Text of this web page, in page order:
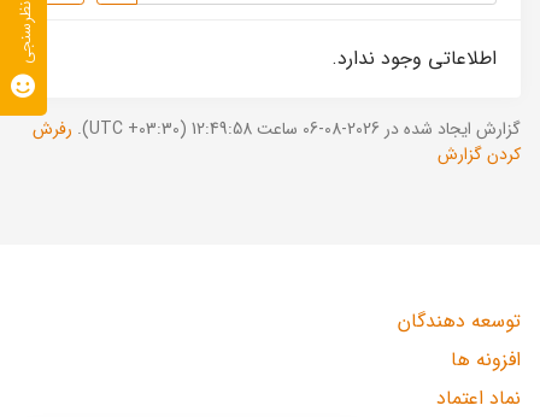
اطلاعاتی وجود ندارد.
گزارش ایجاد شده در 2026-08-06 ساعت 12:49:58 (UTC +03:30).
رفرش
کردن گزارش
توسعه دهندگان
افزونه ها
نماد اعتماد
نظرسنجی